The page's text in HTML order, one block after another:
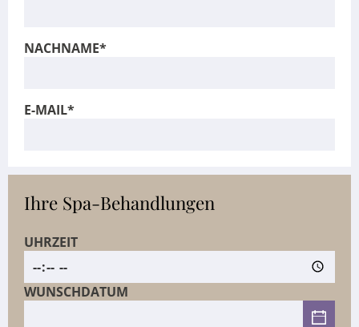
NACHNAME*
E-MAIL*
Ihre Spa-Behandlungen
WUNSCHDATUM
UHRZEIT